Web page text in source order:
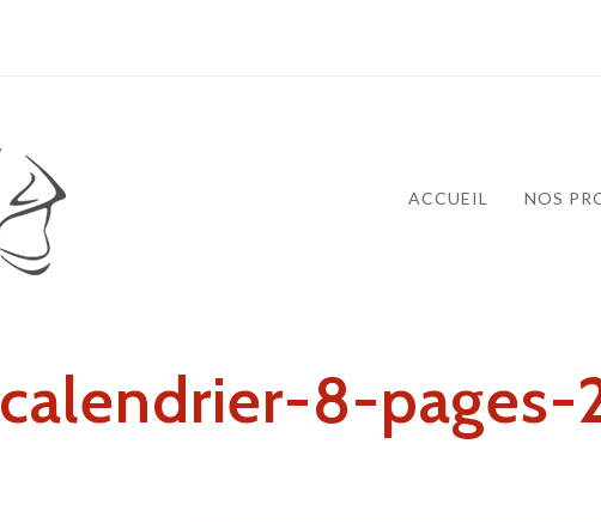
ACCUEIL NOS
calendrier-8-pages-